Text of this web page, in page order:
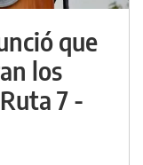
que
los
7 -